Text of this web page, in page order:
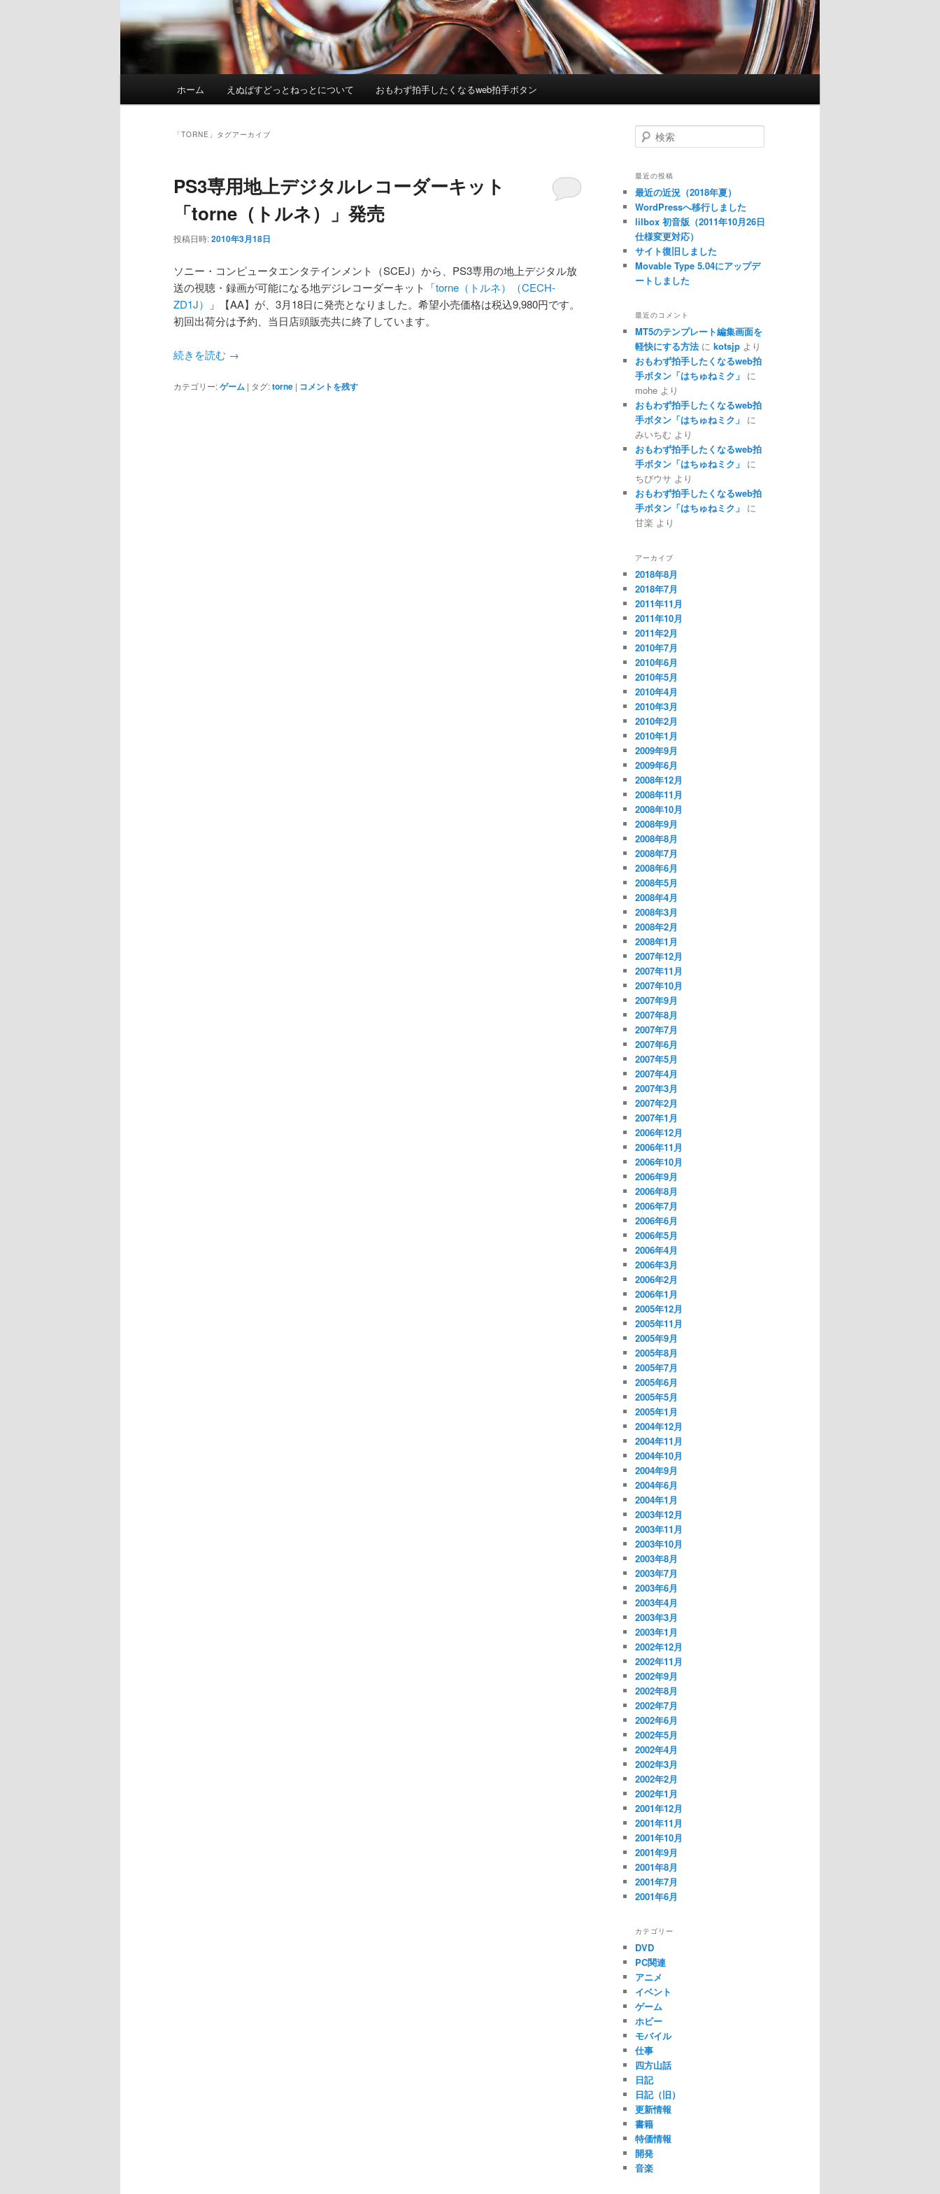
ホーム えぬぱすどっとねっとについて おもわず拍手したくなるweb拍手ボタン
「TORNE 」タグアーカイブ
PS3専用地上デジタルレコーダーキット
「torne（トルネ）」発売
投稿日時:2010年3月18日
ソニー・コンピュータエンタテインメント（SCEJ）から、PS3専用の地上デジタル放
送の視聴・録画が可能になる地デジレコーダーキット「torne（トルネ）（CECH-
ZD1J）
」【AA】が、3月18日に発売となりました。希望小売価格は税込9,980円です。
初回出荷分は予約、当日店頭販売共に終了しています。
続きを読む →
カテゴリー:ゲーム | タグ:torne | コメントを残す
検
索
最近の投稿
最近の近況（2018年夏）
WordPressへ移行しました
lilbox 初音版（2011年10月26日
仕様変更対応）
サイト復旧しました
Movable Type 5.04にアップデ
ートしました
最近のコメント
MT5のテンプレート編集画面を
軽快にする方法に kotsjp より
おもわず拍手したくなるweb拍
手ボタン「はちゅねミク」
に
mohe より
おもわず拍手したくなるweb拍
手ボタン「はちゅねミク」
に
みいちむ より
おもわず拍手したくなるweb拍
手ボタン「はちゅねミク」
に
ちびウサ より
おもわず拍手したくなるweb拍
手ボタン「はちゅねミク」
に
甘楽 より
アーカイブ
2018年8月
2018年7月
2011年11月
2011年10月
2011年2月
2010年7月
2010年6月
2010年5月
2010年4月
2010年3月
2010年2月
2010年1月
2009年9月
2009年6月
2008年12月
2008年11月
2008年10月
2008年9月
2008年8月
2008年7月
2008年6月
2008年5月
2008年4月
2008年3月
2008年2月
2008年1月
2007年12月
2007年11月
2007年10月
2007年9月
2007年8月
2007年7月
2007年6月
2007年5月
2007年4月
2007年3月
2007年2月
2007年1月
2006年12月
2006年11月
2006年10月
2006年9月
2006年8月
2006年7月
2006年6月
2006年5月
2006年4月
2006年3月
2006年2月
2006年1月
2005年12月
2005年11月
2005年9月
2005年8月
2005年7月
2005年6月
2005年5月
2005年1月
2004年12月
2004年11月
2004年10月
2004年9月
2004年6月
2004年1月
2003年12月
2003年11月
2003年10月
2003年8月
2003年7月
2003年6月
2003年4月
2003年3月
2003年1月
2002年12月
2002年11月
2002年9月
2002年8月
2002年7月
2002年6月
2002年5月
2002年4月
2002年3月
2002年2月
2002年1月
2001年12月
2001年11月
2001年10月
2001年9月
2001年8月
2001年7月
2001年6月
カテゴリー
DVD
PC関連
アニメ
イベント
ゲーム
ホビー
モバイル
仕事
四方山話
日記
日記（旧）
更新情報
書籍
特価情報
開発
音楽